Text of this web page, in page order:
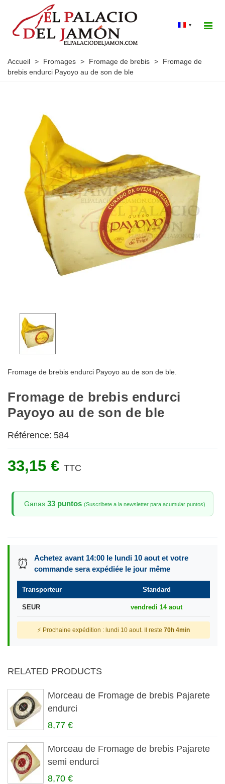
▾
Accueil > Fromages > Fromage de brebis >
Fromage de
brebis endurci Payoyo au de son de ble
Fromage de brebis endurci Payoyo au de son de ble.
Fromage de brebis endurci
Payoyo au de son de ble
Référence: 584
33,15 € TTC
Ganas 33 puntos (Suscribete a la newsletter para acumular puntos)
⏰
Achetez avant 14:00 le lundi 10 aout et votre
commande sera expédiée le jour même
Transporteur Standard
SEUR vendredi 14 aout
⚡ Prochaine expédition : lundi 10 aout. Il reste 70h 4min
RELATED PRODUCTS
Morceau de Fromage de brebis Pajarete
endurci
8,77 €
Morceau de Fromage de brebis Pajarete
semi endurci
8,70 €